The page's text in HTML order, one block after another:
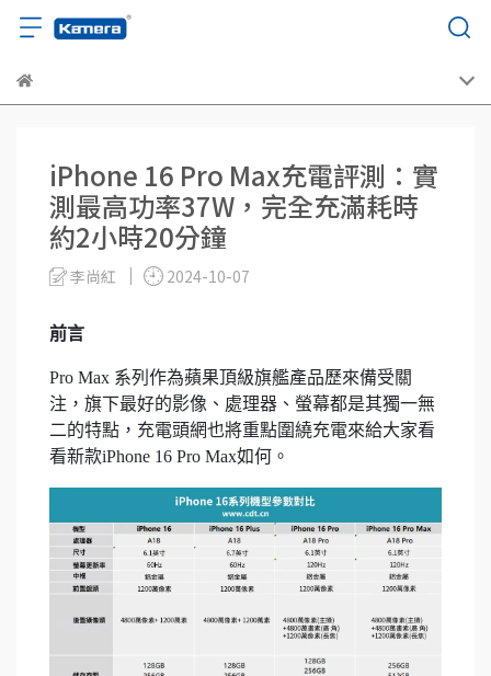
iPhone 16 Pro Max充電評測：實
測最高功率37W，完全充滿耗時
約2小時20分鐘
李尚紅 2024-10-07
前言
Pro Max 系列作為蘋果頂級旗艦產品歷來備受關
注，旗下最好的影像、處理器、螢幕都是其獨一無
二的特點，充電頭網也將重點圍繞充電來給大家看
看新款iPhone 16 Pro Max如何。